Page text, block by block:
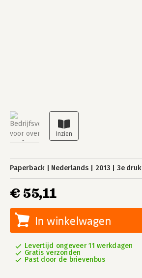
Paperback Nederlands 2013 3e druk
€ 55,11
In winkelwagen
Levertijd ongeveer 11 werkdagen
Gratis verzonden
Past door de brievenbus